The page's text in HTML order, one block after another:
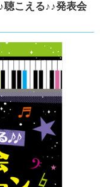
聴こえる♪♪発表会